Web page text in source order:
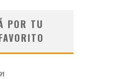
POR TU